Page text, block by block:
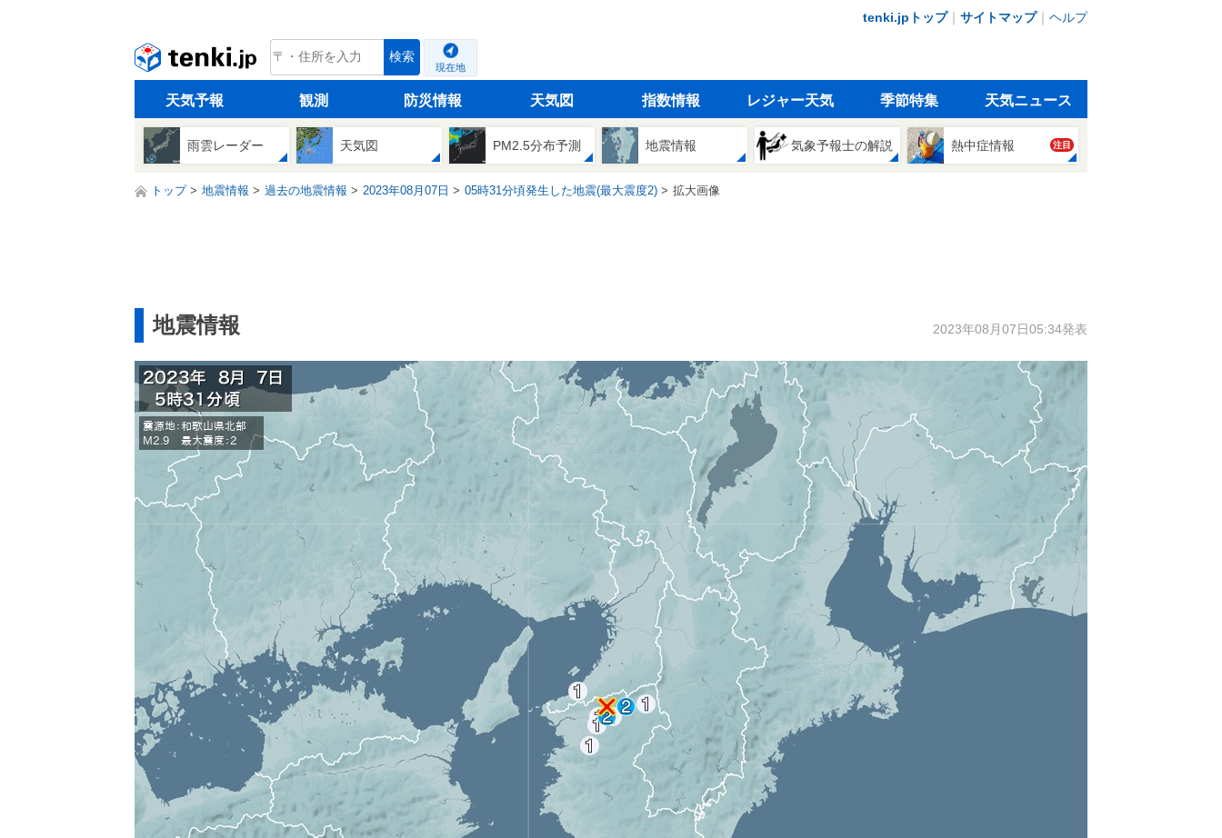
tenki.jpトップ｜ サイトマップ｜ ヘルプ
tenki.jp 検索
現在地
天気予報 観測 防災情報 天気図 指数情報 レジャー天気 季節特集 天気ニュース
雨雲レーダー 天気図 PM2.5分布予測 地震情報 気象予報士の解説 熱中症情報 注目
トップ 地震情報 過去の地震情報 2023年08月07日 05時31分頃発生した地震(最大震度2) 拡大画像
地震情報 2023年08月07日05:34発表